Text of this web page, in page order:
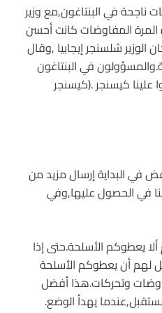
ناجحة في البنتاغون,مع وزير
المفاوضات كانت أحسن
شلسنجر إيجابيا ,وقال
في البنتاغون
علينا كيسنجر .(كيسنجر
في البداية إرسال مزيد من
في الحصول عليها,وفي
يعطوكم الأسلحة.حتى إذا
لهم أن يعطوكم الأسلحة
وتحركات.هذا أفضل
يهدأ الوضع.